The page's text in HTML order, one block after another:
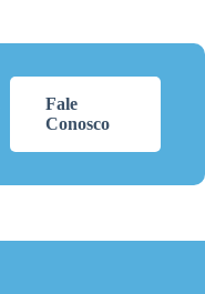
Fale
Conosco